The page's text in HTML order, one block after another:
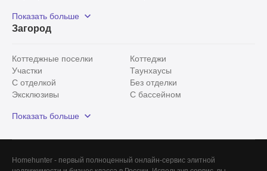
Рядом с парком
С панорамными окнами
Показать больше
Загород
Коттеджные поселки
Коттеджи
Участки
Таунхаусы
С отделкой
Без отделки
Эксклюзивы
С бассейном
Красногорский район
Показать больше
Homehunter - первый полноценный онлайн-сервис элитной
Все